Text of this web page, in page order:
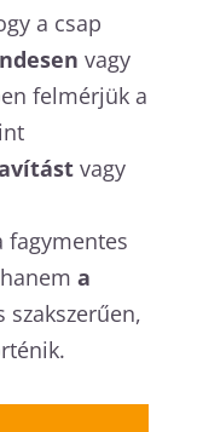
a csap
vagy
felmérjük a
vagy
fagymentes
a